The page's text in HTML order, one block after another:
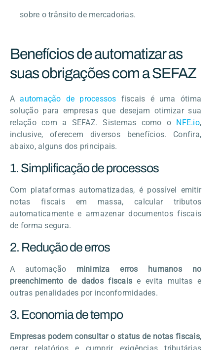
sobre o trânsito de mercadorias.
Benefícios de automatizar as
suas obrigações com a SEFAZ
Aautomação de processos fiscais é uma ótima
solução para empresas que desejam otimizar sua
relação com a SEFAZ. Sistemas como o NFE.io,
inclusive, oferecem diversos benefícios. Confira,
abaixo, alguns dos principais.
1. Simplificação de processos
Com plataformas automatizadas, é possível emitir
notas fiscais em massa, calcular tributos
automaticamente e armazenar documentos fiscais
de forma segura.
2. Redução de erros
A automação minimiza erros humanos no
preenchimento de dados fiscaise evita multas e
outras penalidades por inconformidades.
3. Economia de tempo
Empresas podem consultar o status de notas fiscais,
gerar relatórios e cumprir exigências tributárias